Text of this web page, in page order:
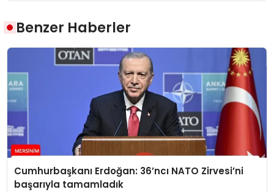
Benzer Haberler
Cumhurbaşkanı Erdoğan: 36’ncı NATO Zirvesi’ni
başarıyla tamamladık